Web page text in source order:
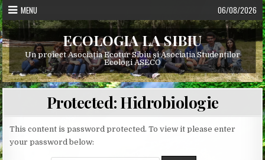
Skip
to
content
MENU 06/08/2026
ECOLOGIA LA SIBIU
Un proiect Asociația Ecotur Sibiu și Asociația Studenților
Ecologi ASECO
Protected: Hidrobiologie
This content is password protected. To view it please enter
your password below: